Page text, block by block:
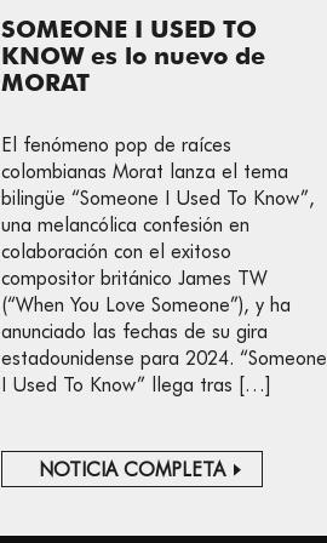
SOMEONE I USED TO
KNOW es lo nuevo de
MORAT
El fenómeno pop de raíces
colombianas Morat lanza el tema
bilingüe “Someone I Used To Know”,
una melancólica confesión en
colaboración con el exitoso
compositor británico James TW
(“When You Love Someone”), y ha
anunciado las fechas de su gira
estadounidense para 2024. “Someone
I Used To Know” llega tras […]
NOTICIA COMPLETA